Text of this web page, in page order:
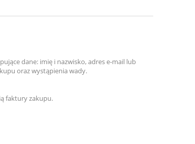
dane: imię i nazwisko, adres e-mail lub
oraz wystąpienia wady.
faktury zakupu.